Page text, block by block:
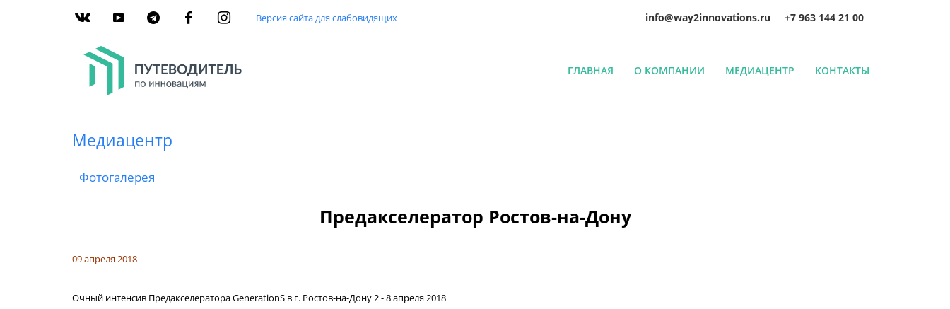
Версия сайта для слабовидящих info@way2innovations.ru +7 963 144 21 00
ГЛАВНАЯ О КОМПАНИИ МЕДИАЦЕНТР КОНТАКТЫ
Медиацентр
Фотогалерея
Предакселератор Ростов-на-Дону
09 апреля2018
Очный интенсив Предакселератора GenerationS в г. Ростов-на-Дону 2 - 8 апреля 2018